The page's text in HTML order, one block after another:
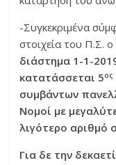
-Συγκεκριμένα
στοιχεία του Π.Σ. ο
διάστημα 1-1-
κατατάσσεται 5ος
συμβάντων
Νομοί με
λιγότερο αριθμό
Για δε την